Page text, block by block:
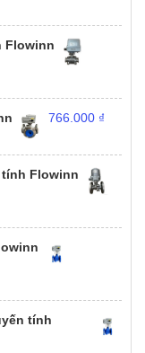
Flowinn
766.000 ₫
Flowinn
tính